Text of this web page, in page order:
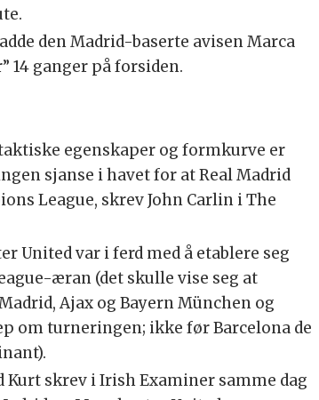
den Madrid-baserte avisen Marca
14 ganger på forsiden.
egenskaper og formkurve er
sjanse i havet for at Real Madrid
League, skrev John Carlin i The
United var i ferd med å etablere seg
æran (det skulle vise seg at
Ajax og Bayern München og
om turneringen; ikke før Barcelona de
skrev i Irish Examiner samme dag